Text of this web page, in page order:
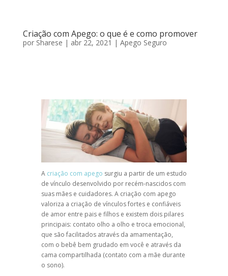
Criação com Apego: o que é e como promover
por Sharese | abr 22, 2021 | Apego Seguro
A criação com apego surgiu a partir de um estudo
de vínculo desenvolvido por recém-nascidos com
suas mães e cuidadores. A criação com apego
valoriza a criação de vínculos fortes e confiáveis
de amor entre pais e filhos e existem dois pilares
principais: contato olho a olho e troca emocional,
que são facilitados através da amamentação,
com o bebê bem grudado em você e através da
cama compartilhada (contato com a mãe durante
o sono).